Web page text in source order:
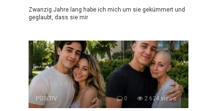
Zwanzig Jahre lang habe ich mich um sie gekümmert und
geglaubt, dass sie mir
POSITIV 0 2 624 views